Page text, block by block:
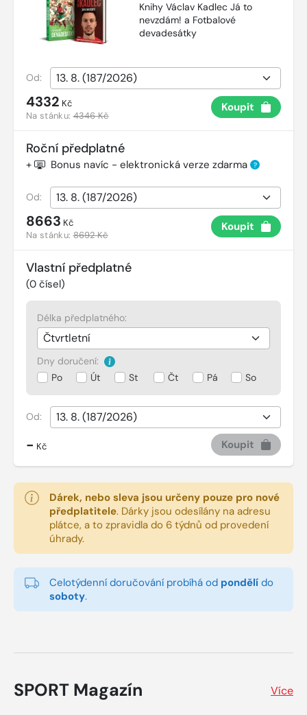
Knihy Václav Kadlec Já to
nevzdám! a Fotbalové
devadesátky
Od:
4332 Kč
Na stánku:4346 Kč
Koupit
Roční předplatné
+ Bonus navíc - elektronická verze zdarma ?
Od:
8663 Kč
Na stánku:8692 Kč
Koupit
Vlastní předplatné
(0 čísel)
Délka předplatného:
Dny doručení:
Po
Út St Čt Pá So
Od:
- Kč Koupit
Dárek, nebo sleva jsou určeny pouze pro nové
předplatitele. Dárky jsou odesílány na adresu
plátce, a to zpravidla do 6 týdnů od provedení
úhrady.
Celotýdenní doručování probíhá od pondělí do
soboty.
SPORT Magazín Více